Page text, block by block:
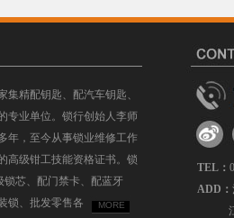
集精配钥匙、配汽车钥匙、
专业单位。锁行创始人李师
年，至今从事锁业维修工作
高级钳工技能资格证书。锁
锁芯、配门禁卡、配蓝牙
锁、批发零售各
MORE
TEL：
ADD：